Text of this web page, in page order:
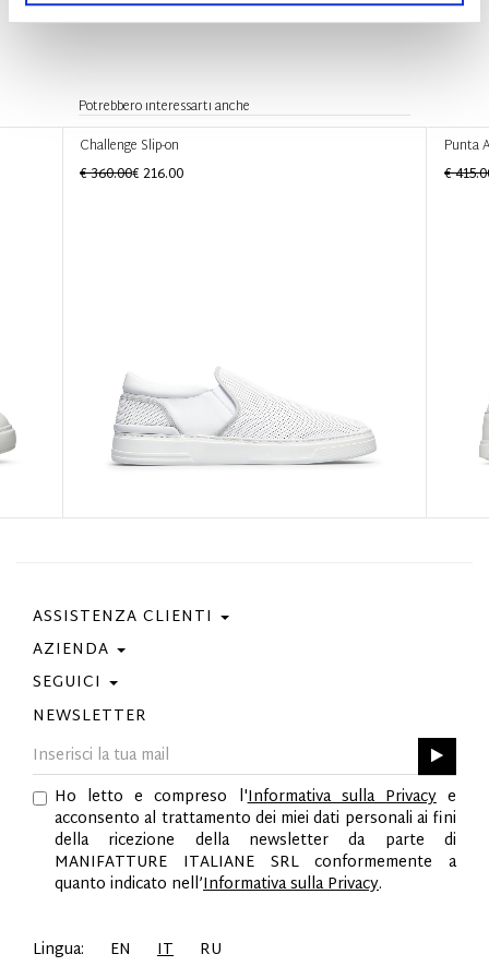
Potrebbero interessarti anche
Challenge Slip-on
€ 360.00€ 216.00
Punta
€
ASSISTENZA CLIENTI
Contattaci
Condizioni Di Acquisto
Guida Taglie
AZIENDA
Privacy Policy
Cookie Policy
Best Of Fabi
GPSR
SEGUICI
Facebook
Instagram
Pinterest
Twitter
YouTube
LinkedIn
NEWSLETTER
Ho letto e compreso l'Informativa sulla Privacye
acconsento al trattamento dei miei dati personali ai fini
della ricezione della newsletter da parte di
MANIFATTURE ITALIANE SRL conformemente a
quanto indicato nell’Informativa sulla Privacy.
Lingua: EN IT RU